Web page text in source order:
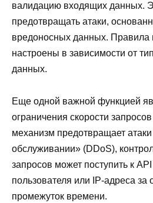
валидацию входящих данных.
предотвращать атаки,
вредоносных данных. Правила
настроены в зависимости от
данных.
Еще одной важной функцией
ограничения скорости
механизм предотвращает атаки
обслуживании» (DDoS),
запросов может поступить к
пользователя или IP-адреса за
промежуток времени.